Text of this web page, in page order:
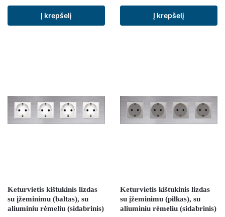
Į krepšelį Į krepšelį
Keturvietis kištukinis lizdas
su įžeminimu (baltas), su
aliuminiu rėmeliu (sidabrinis)
Keturvietis kištukinis lizdas
su įžeminimu (pilkas), su
aliuminiu rėmeliu (sidabrinis)